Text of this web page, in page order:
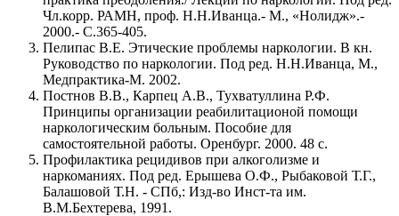
Чл.корр. РАМН, проф. Н.Н.Иванца.- М., «Нолидж».-
2000.- С.365-405.
Пелипас В.Е. Этические проблемы наркологии. В кн.
Руководство по наркологии. Под ред. Н.Н.Иванца, М.,
Медпрактика-М. 2002.
Постнов В.В., Карпец А.В., Тухватуллина Р.Ф.
Принципы организации реабилитационой помощи
наркологическим больным. Пособие для
самостоятельной работы. Оренбург. 2000. 48 с.
Профилактика рецидивов при алкоголизме и
наркоманиях. Под ред. Ерышева О.Ф., Рыбаковой Т.Г.,
Балашовой Т.Н. - СПб,: Изд-во Инст-та им.
В.М.Бехтерева, 1991.